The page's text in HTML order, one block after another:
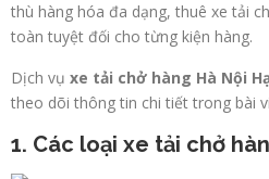
thù hàng hóa đa dạng, thuê xe tải
toàn tuyệt đối cho từng kiện hàng.
Dịch vụ xe tải chở hàng Hà Nội
theo dõi thông tin chi tiết trong bài
1. Các loại xe tải chở